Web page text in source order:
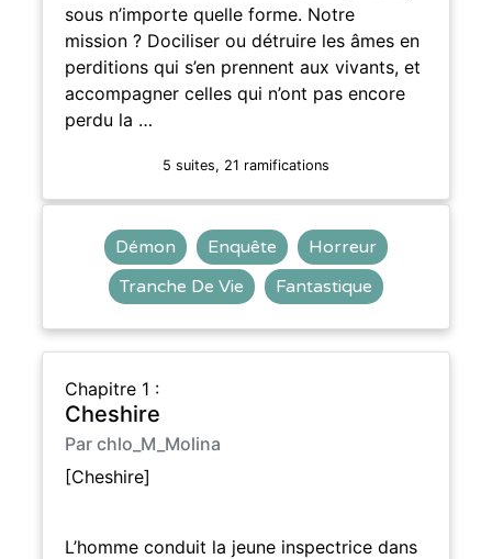
sous n’importe quelle forme. Notre
mission ? Dociliser ou détruire les âmes en
perditions qui s’en prennent aux vivants, et
accompagner celles qui n’ont pas encore
perdu la …
5 suites, 21 ramifications
Démon Enquête
Horreur
Tranche De Vie
Fantastique
Chapitre 1 :
Cheshire
Par chlo_M_Molina
[Cheshire]
L’homme conduit la jeune inspectrice dans